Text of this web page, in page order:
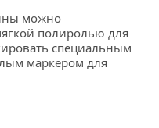
полиролью для
специальным
маркером для